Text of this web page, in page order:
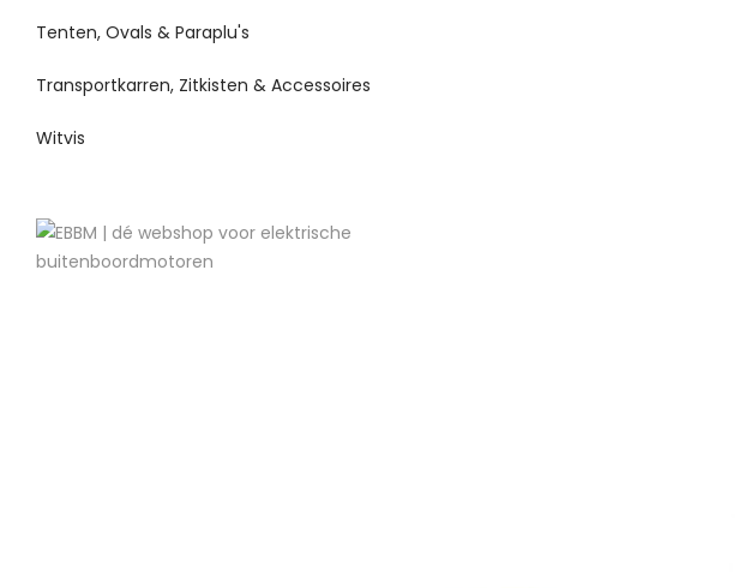
Tenten, Ovals & Paraplu's
Transportkarren, Zitkisten & Accessoires
Witvis